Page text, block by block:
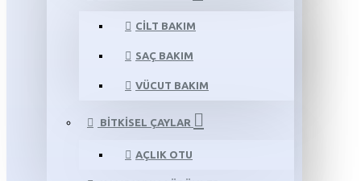
CILT BAKIM
SAÇ BAKIM
VÜCUT BAKIM
BITKISEL ÇAYLAR
AÇLIK OTU